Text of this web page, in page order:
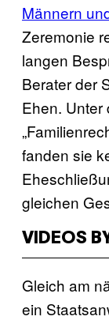
Männern
Zeremonie
langen
Berater der
Ehen. Unter
fanden sie
gleichen
VIDEOS
Gleich am
ein